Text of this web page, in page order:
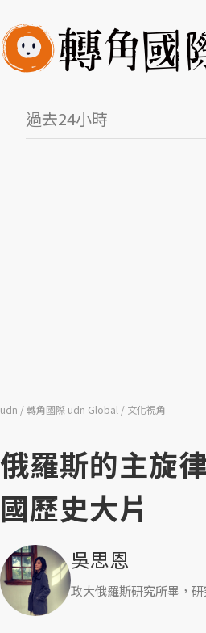
過去24小時
udn 轉角國際 udn Global 文化視角
俄羅斯的主旋
國歷史大片
吳思恩
政大俄羅斯研究所畢，